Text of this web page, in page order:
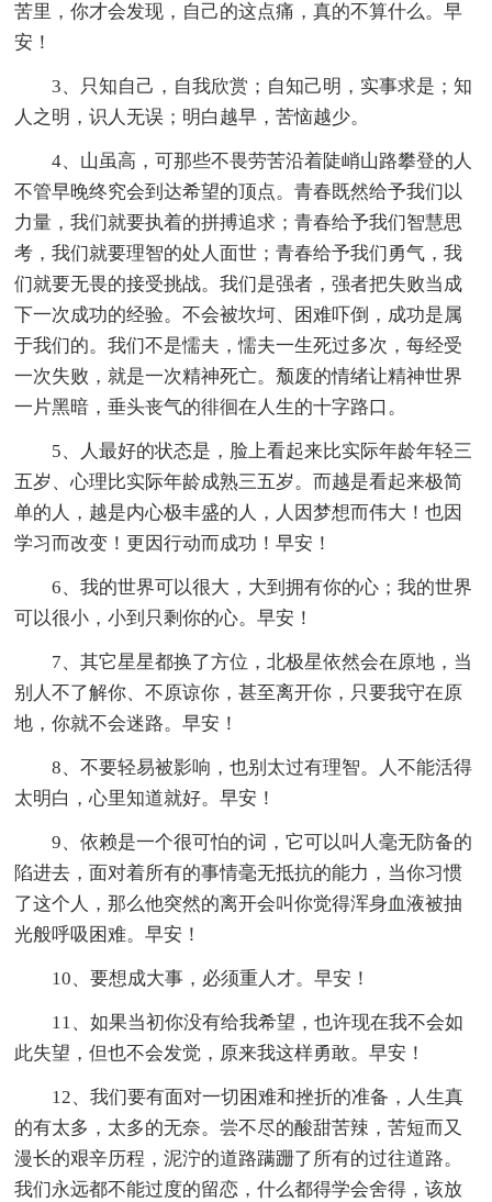
苦里，你才会发现，自己的这点痛，真的不算什么。早
安！
3、只知自己，自我欣赏；自知己明，实事求是；知
人之明，识人无误；明白越早，苦恼越少。
4、山虽高，可那些不畏劳苦沿着陡峭山路攀登的人
不管早晚终究会到达希望的顶点。青春既然给予我们以
力量，我们就要执着的拼搏追求；青春给予我们智慧思
考，我们就要理智的处人面世；青春给予我们勇气，我
们就要无畏的接受挑战。我们是强者，强者把失败当成
下一次成功的经验。不会被坎坷、困难吓倒，成功是属
于我们的。我们不是懦夫，懦夫一生死过多次，每经受
一次失败，就是一次精神死亡。颓废的情绪让精神世界
一片黑暗，垂头丧气的徘徊在人生的十字路口。
5、人最好的状态是，脸上看起来比实际年龄年轻三
五岁、心理比实际年龄成熟三五岁。而越是看起来极简
单的人，越是内心极丰盛的人，人因梦想而伟大！也因
学习而改变！更因行动而成功！早安！
6、我的世界可以很大，大到拥有你的心；我的世界
可以很小，小到只剩你的心。早安！
7、其它星星都换了方位，北极星依然会在原地，当
别人不了解你、不原谅你，甚至离开你，只要我守在原
地，你就不会迷路。早安！
8、不要轻易被影响，也别太过有理智。人不能活得
太明白，心里知道就好。早安！
9、依赖是一个很可怕的词，它可以叫人毫无防备的
陷进去，面对着所有的事情毫无抵抗的能力，当你习惯
了这个人，那么他突然的离开会叫你觉得浑身血液被抽
光般呼吸困难。早安！
10、要想成大事，必须重人才。早安！
11、如果当初你没有给我希望，也许现在我不会如
此失望，但也不会发觉，原来我这样勇敢。早安！
12、我们要有面对一切困难和挫折的准备，人生真
的有太多，太多的无奈。尝不尽的酸甜苦辣，苦短而又
漫长的艰辛历程，泥泞的道路蹒跚了所有的过往道路。
我们永远都不能过度的留恋，什么都得学会舍得，该放